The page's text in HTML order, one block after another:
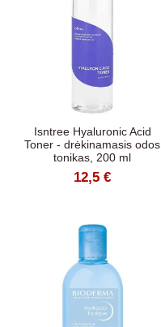
Isntree Hyaluronic Acid
Toner - drėkinamasis odos
tonikas, 200 ml
12,5 €